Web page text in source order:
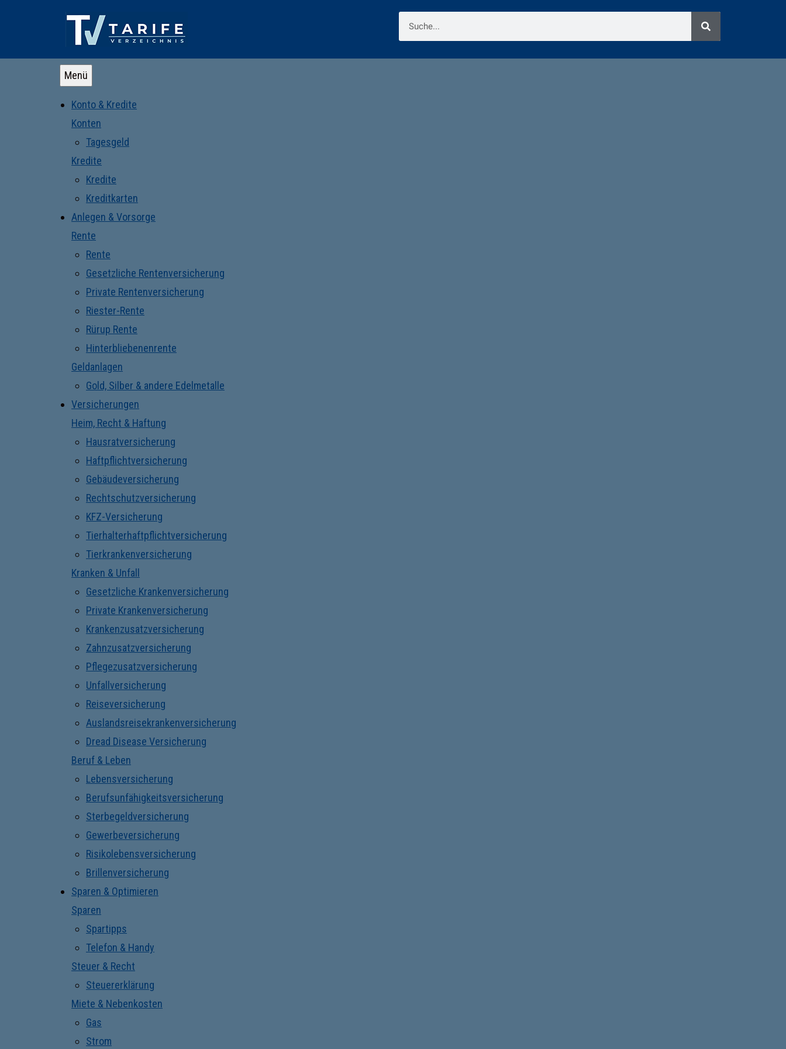
Menü
Konto & Kredite
Konten
Tagesgeld
Kredite
Kredite
Kreditkarten
Anlegen & Vorsorge
Rente
Rente
Gesetzliche Rentenversicherung
Private Rentenversicherung
Riester-Rente
Rürup Rente
Hinterbliebenenrente
Geldanlagen
Gold, Silber & andere Edelmetalle
Versicherungen
Heim, Recht & Haftung
Hausratversicherung
Haftpflichtversicherung
Gebäudeversicherung
Rechtschutzversicherung
KFZ-Versicherung
Tierhalterhaftpflichtversicherung
Tierkrankenversicherung
Kranken & Unfall
Gesetzliche Krankenversicherung
Private Krankenversicherung
Krankenzusatzversicherung
Zahnzusatzversicherung
Pflegezusatzversicherung
Unfallversicherung
Reiseversicherung
Auslandsreisekrankenversicherung
Dread Disease Versicherung
Beruf & Leben
Lebensversicherung
Berufsunfähigkeitsversicherung
Sterbegeldversicherung
Gewerbeversicherung
Risikolebensversicherung
Brillenversicherung
Sparen & Optimieren
Sparen
Spartipps
Telefon & Handy
Steuer & Recht
Steuererklärung
Miete & Nebenkosten
Gas
Strom